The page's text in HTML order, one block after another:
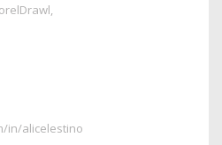
in/alicelestino